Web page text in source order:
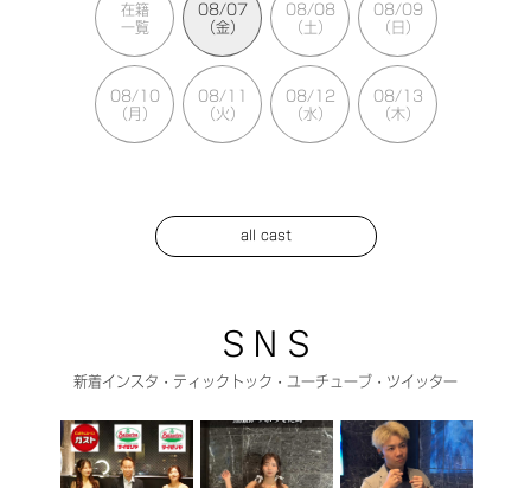
在籍
一覧
08/07
（金）
08/08
（土）
08/09
（日）
08/10
（月）
08/11
（火）
08/12
（水）
08/13
（木）
all cast
S N S
新着インスタ・ティックトック・ユーチューブ・ツイッター